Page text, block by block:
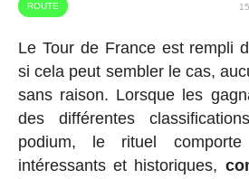
ROUTE
Le Tour de France est rempli
si cela peut sembler le cas,
sans raison. Lorsque les
des différentes
podium, le rituel comporte
intéressants et historiques,